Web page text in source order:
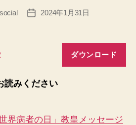
social
投
2024年1月31日
ダウンロード
読みください
界病者の日」教皇メッセージ